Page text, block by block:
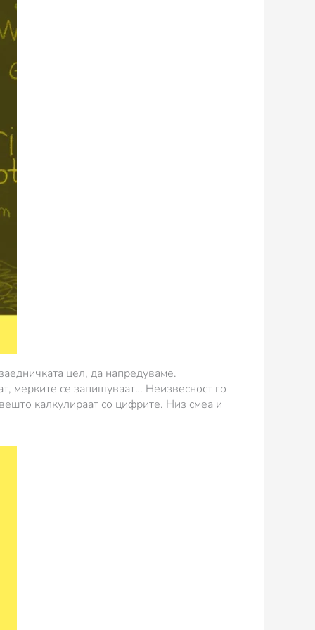
цел, да напредуваме.
мерките се запишуваат… Неизвесност го
калкулираат со цифрите. Низ смеа и